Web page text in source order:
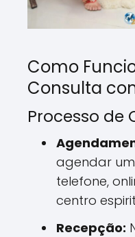
Como
Consulta
Processo de
agendar
telefone,
centro
Recepção: